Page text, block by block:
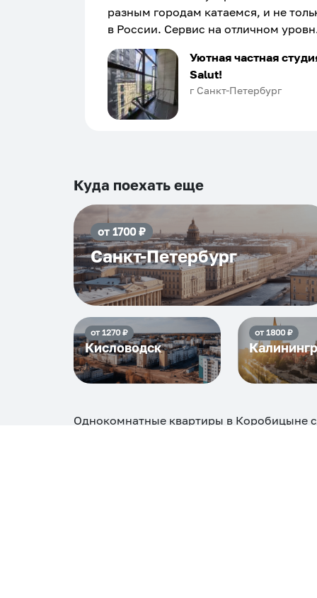
разным городам катаемся, и не
в России. Сервис на отличном
Хозяин апартаментов доброй души
человек, всегда можно
подскажет что как и почему.
Рекомендуем на 100% и вам, и
и сами будем приезжать еще...
Уютная частная
Salut!
г Санкт-Петербург
Куда поехать еще
от 1700₽
Санкт-Петербург
от 1270₽
Кисловодск
от 1800₽
Однокомнатные квартиры в Коробицыне